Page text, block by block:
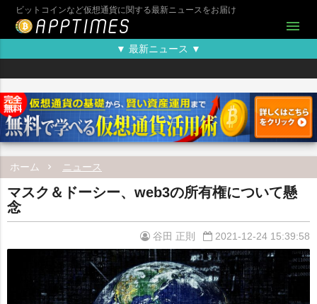
ビットコインなど仮想通貨に関する最新ニュースをお届け
menu
▼ 最新ニュース ▼
ホーム ニュース
マスク＆ドーシー、web3の所有権について懸
念
谷田 正則 2021-12-24 15:39:58